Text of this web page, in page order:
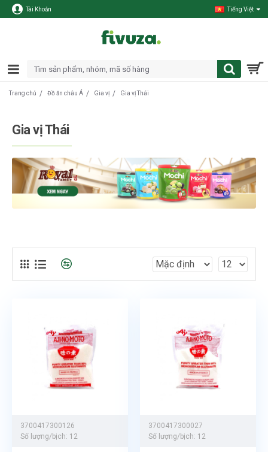
Tài Khoản Tiếng Việt
Trang chủ Đồ ăn châu Á Gia vị Gia vị Thái
Gia vị Thái
3700417300126
Số lượng/bịch: 12
3700417300027
Số lượng/bịch: 12